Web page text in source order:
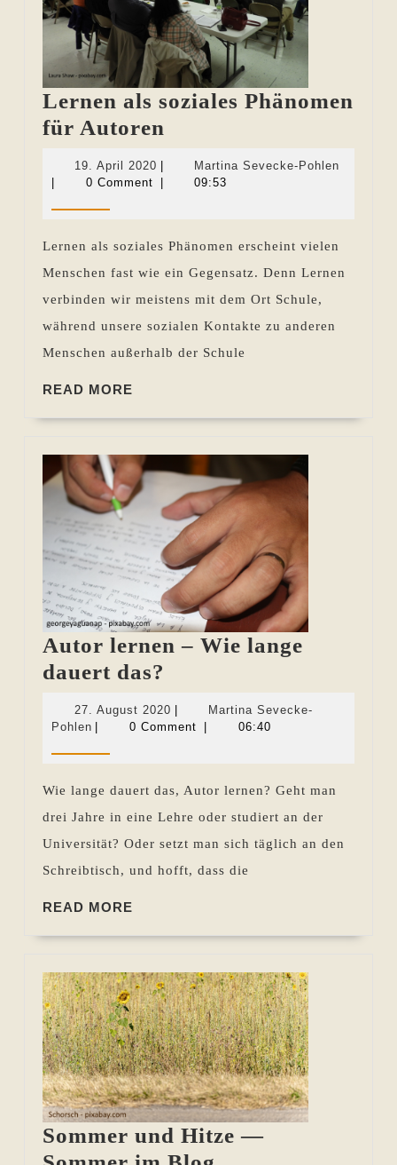
Lernen als soziales Phänomen
für Autoren
soziales
19. April 2020 19.
April
Martina Sevecke-Pohlen
0 Comment 09:53
Lernen als soziales Phänomen erscheint vielen
Menschen fast wie ein Gegensatz. Denn Lernen
verbinden wir meistens mit dem Ort Schule,
während unsere sozialen Kontakte zu anderen
Menschen außerhalb der Schule
READ MORE
Autor lernen – Wie lange
dauert das?
–
dauert
27. August 2020 27.
August
Martina Sevecke-
Pohlen Martina0 Comment 06:40
Wie lange dauert das, Autor lernen? Geht man
drei Jahre in eine Lehre oder studiert an der
Universität? Oder setzt man sich täglich an den
Schreibtisch, und hofft, dass die
READ MORE
Sommer und Hitze —